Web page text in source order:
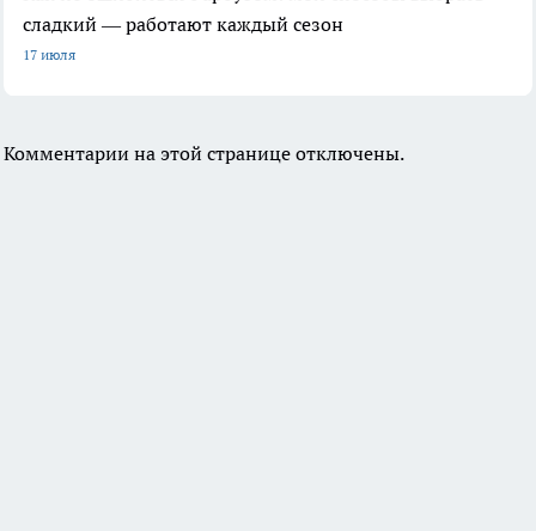
сладкий — работают каждый сезон
17 июля
Комментарии на этой странице отключены.